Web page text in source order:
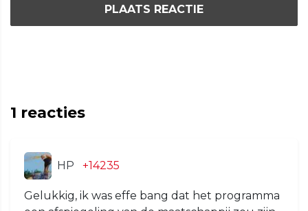
PLAATS REACTIE
1 reacties
HP +14235
Gelukkig, ik was effe bang dat het programma